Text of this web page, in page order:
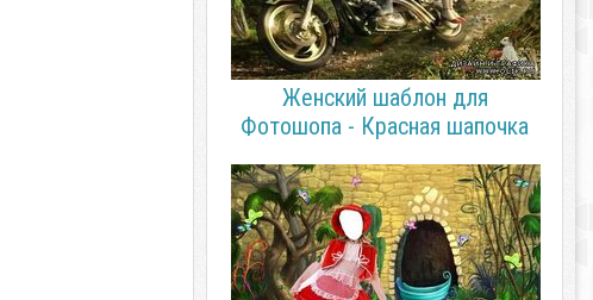
Женский шаблон для
Фотошопа - Красная шапочка